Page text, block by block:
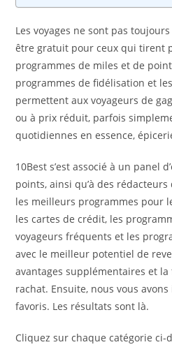
Les voyages ne sont pas
être gratuit pour ceux qui tirent
programmes de miles et de
programmes de fidélisation et
permettent aux voyageurs de
ou à prix réduit, parfois
quotidiennes en essence,
10Best s’est associé à un panel
points, ainsi qu’à des
les meilleurs programmes pour
les cartes de crédit, les
voyageurs fréquents et les
avec le meilleur potentiel de
avantages supplémentaires et
rachat. Ensuite, nous vous
favoris. Les résultats sont là.
Cliquez sur chaque catégorie ci-